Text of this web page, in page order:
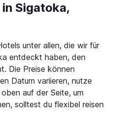
Sigatoka,
unter allen, die wir für
entdeckt haben, den
Die Preise können
Datum variieren, nutze
auf der Seite, um
solltest du flexibel reisen